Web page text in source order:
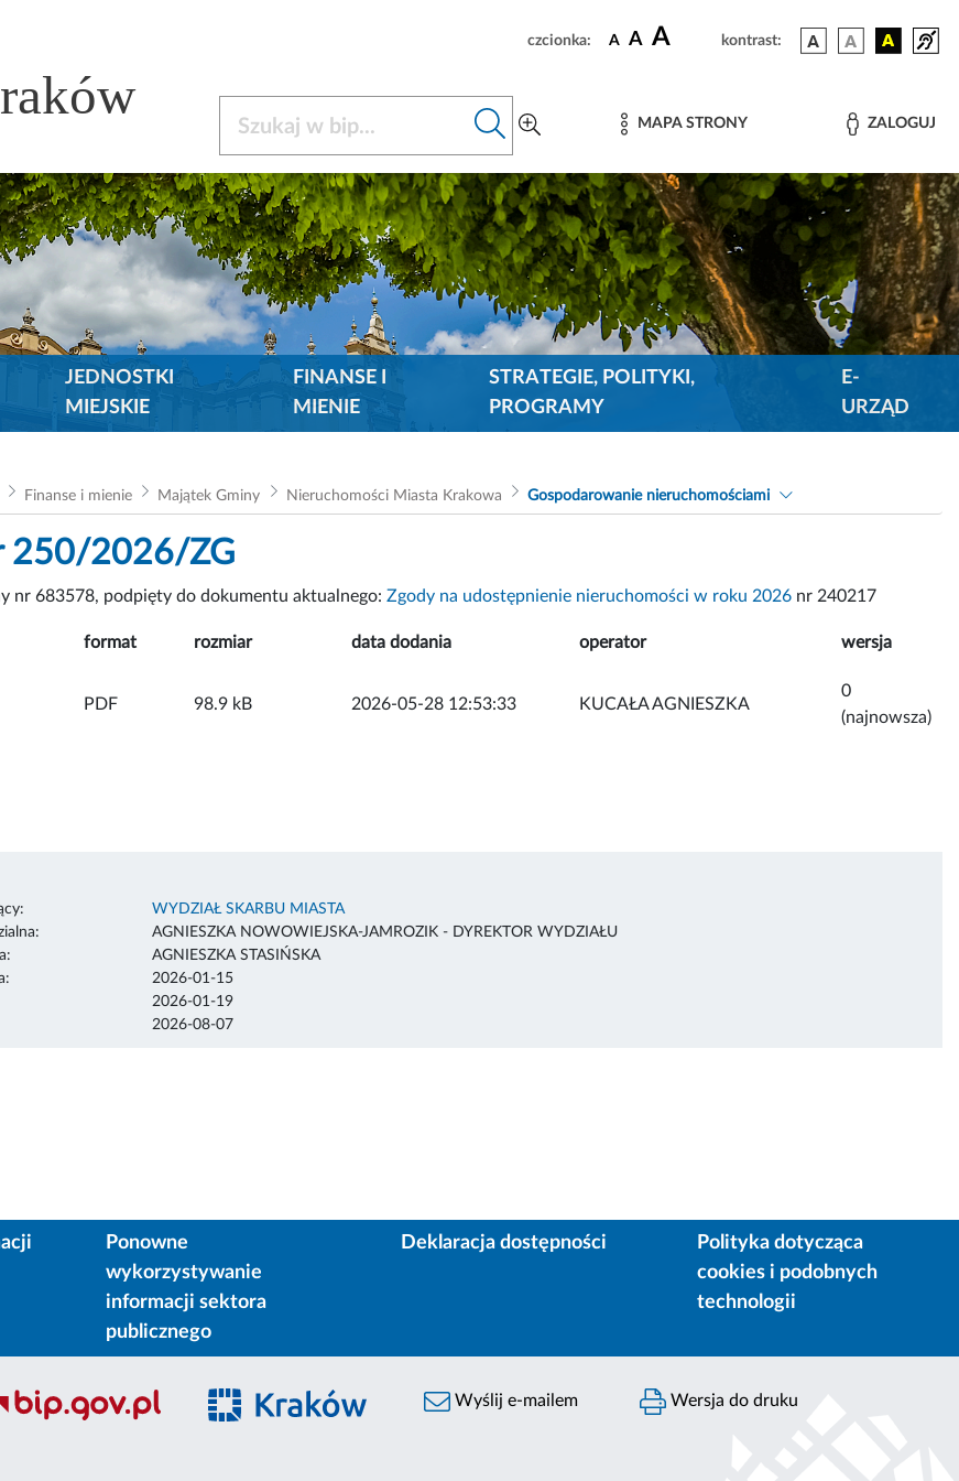
czcionka: A A A kontrast:
MAPA STRONY ZALOGUJ
JEDNOSTKI
MIEJSKIE
FINANSE I
MIENIE
STRATEGIE, POLITYKI,
PROGRAMY
E-
URZĄD
Finanse i mienie Majątek Gminy Nieruchomości Miasta Krakowa Gospodarowanie nieruchomościami
250/2026/ZG
nr 683578, podpięty do dokumentu aktualnego: Zgody na udostępnienie nieruchomości w roku 2026 nr 240217
format rozmiar data dodania operator wersja
ZAŁĄCZNIK
PDF 98.9 kB 2026-05-28 12:53:33 KUCAŁA AGNIESZKA
0
(najnowsza)
WYDZIAŁ SKARBU MIASTA
AGNIESZKA NOWOWIEJSKA-JAMROZIK - DYREKTOR WYDZIAŁU
AGNIESZKA STASIŃSKA
2026-01-15
2026-01-19
2026-08-07
Ponowne
wykorzystywanie
informacji sektora
publicznego
Deklaracja dostępności
Polityka dotycząca
cookies i podobnych
technologii
Wyślij e-mailem Wersja do druku